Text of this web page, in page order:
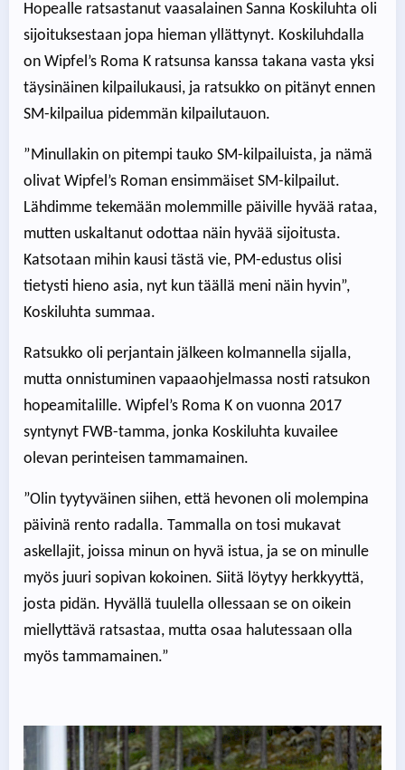
Hopealle ratsastanut vaasalainen Sanna Koskiluhta oli
sijoituksestaan jopa hieman yllättynyt. Koskiluhdalla
on Wipfel’s Roma K ratsunsa kanssa takana vasta yksi
täysinäinen kilpailukausi, ja ratsukko on pitänyt ennen
SM-kilpailua pidemmän kilpailutauon.
”Minullakin on pitempi tauko SM-kilpailuista, ja nämä
olivat Wipfel’s Roman ensimmäiset SM-kilpailut.
Lähdimme tekemään molemmille päiville hyvää rataa,
mutten uskaltanut odottaa näin hyvää sijoitusta.
Katsotaan mihin kausi tästä vie, PM-edustus olisi
tietysti hieno asia, nyt kun täällä meni näin hyvin”,
Koskiluhta summaa.
Ratsukko oli perjantain jälkeen kolmannella sijalla,
mutta onnistuminen vapaaohjelmassa nosti ratsukon
hopeamitalille. Wipfel’s Roma K on vuonna 2017
syntynyt FWB-tamma, jonka Koskiluhta kuvailee
olevan perinteisen tammamainen.
”Olin tyytyväinen siihen, että hevonen oli molempina
päivinä rento radalla. Tammalla on tosi mukavat
askellajit, joissa minun on hyvä istua, ja se on minulle
myös juuri sopivan kokoinen. Siitä löytyy herkkyyttä,
josta pidän. Hyvällä tuulella ollessaan se on oikein
miellyttävä ratsastaa, mutta osaa halutessaan olla
myös tammamainen.”